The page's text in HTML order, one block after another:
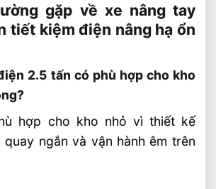
gặp về xe nâng tay
tiết kiệm điện nâng hạ ổn
2.5 tấn có phù hợp cho kho
hợp cho kho nhỏ vì thiết kế
ngắn và vận hành êm trên